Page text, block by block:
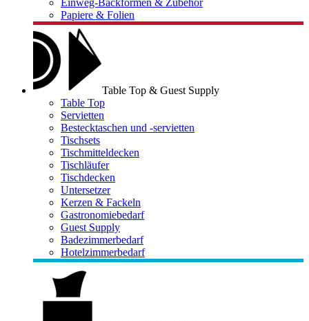
Einweg-Backformen & Zubehör
Papiere & Folien
Table Top & Guest Supply
Table Top
Servietten
Bestecktaschen und -servietten
Tischsets
Tischmitteldecken
Tischläufer
Tischdecken
Untersetzer
Kerzen & Fackeln
Gastronomiebedarf
Guest Supply
Badezimmerbedarf
Hotelzimmerbedarf